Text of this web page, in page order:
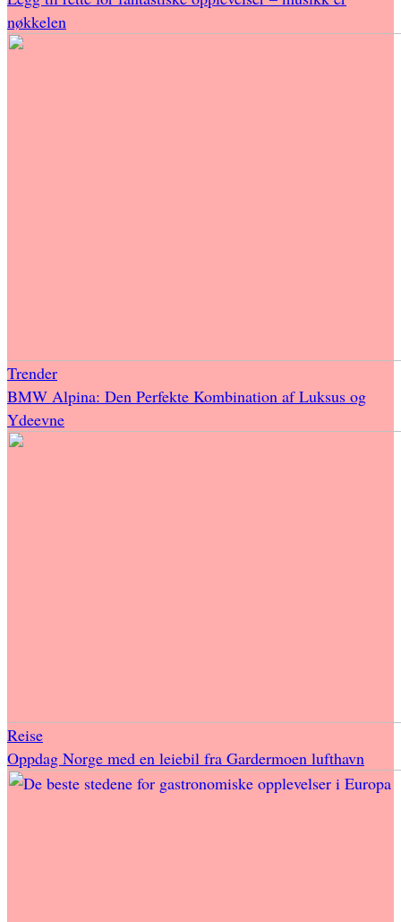
nøkkelen
Trender
BMW Alpina: Den Perfekte Kombination af Luksus og
Ydeevne
Reise
Oppdag Norge med en leiebil fra Gardermoen lufthavn